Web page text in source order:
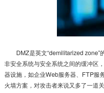
DMZ是英文“demilitarized zone”的
非安全系统与安全系统之间的缓冲区
器设施，如企业Web服务器、FTP服
火墙方案，对攻击者来说又多了一道关